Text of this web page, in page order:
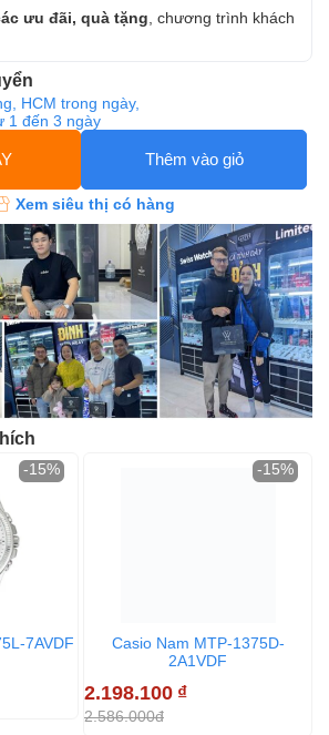
ưu đãi, quà tặng , chương trình khách
HCM trong ngày,
1 đến 3 ngày
Thêm vào giỏ
Xem siêu thị có hàng
7AVDF
-15%
Casio Nam MTP-1375D-
2A1VDF
2.198.100 ₫
2.586.000đ
-15%